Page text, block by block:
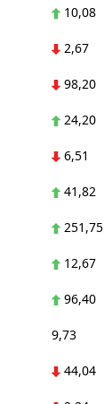
10,08
2,67
98,20
24,20
6,51
41,82
251,75
12,67
96,40
9,73
44,04